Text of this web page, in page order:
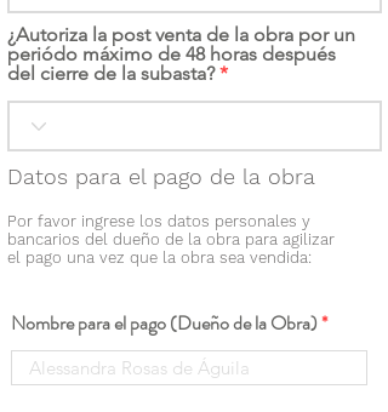
¿Autoriza la post venta de la obra por un
periódo máximo de 48 horas después
del cierre de la subasta?
Datos para el pago de la obra
Por favor ingrese los datos personales y
bancarios del dueño de la obra para agilizar
el pago una vez que la obra sea vendida:
Nombre para el pago (Dueño de la Obra)